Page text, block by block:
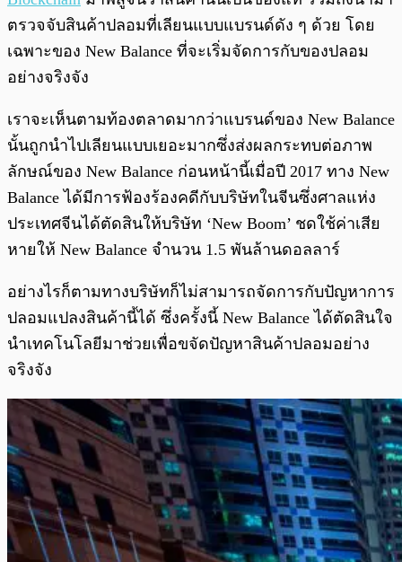
ตรวจจับสินค้าปลอมที่เลียนแบบแบรนด์ดัง ๆ ด้วย โดย
เฉพาะของ New Balance ที่จะเริ่มจัดการกับของปลอม
อย่างจริงจัง
เราจะเห็นตามท้องตลาดมากว่าแบรนด์ของ New Balance
นั้นถูกนำไปเลียนแบบเยอะมากซึ่งส่งผลกระทบต่อภาพ
ลักษณ์ของ New Balance ก่อนหน้านี้เมื่อปี 2017 ทาง New
Balance ได้มีการฟ้องร้องคดีกับบริษัทในจีนซึ่งศาลแห่ง
ประเทศจีนได้ตัดสินให้บริษัท ‘New Boom’ ชดใช้ค่าเสีย
หายให้ New Balance จำนวน 1.5 พันล้านดอลลาร์
อย่างไรก็ตามทางบริษัทก็ไม่สามารถจัดการกับปัญหาการ
ปลอมแปลงสินค้านี้ได้ ซึ่งครั้งนี้ New Balance ได้ตัดสินใจ
นำเทคโนโลยีมาช่วยเพื่อขจัดปัญหาสินค้าปลอมอย่าง
จริงจัง